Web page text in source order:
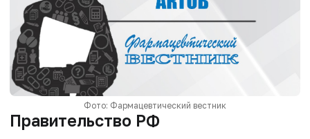
Фото: Фармацевтический вестник
Правительство РФ